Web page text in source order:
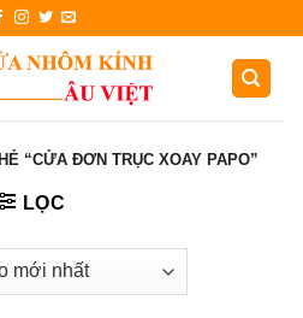
“CỬA ĐƠN TRỤC XOAY PAPO”
LỌC